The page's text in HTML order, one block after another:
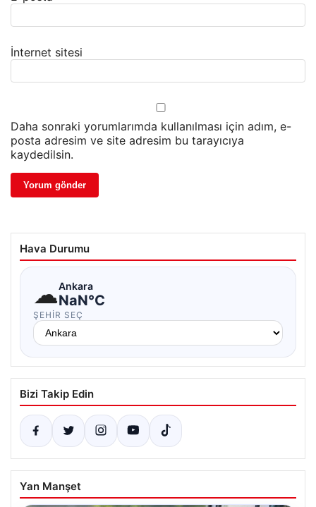
İnternet sitesi
Daha sonraki yorumlarımda kullanılması için adım, e-
posta adresim ve site adresim bu tarayıcıya
kaydedilsin.
Hava Durumu
☁Ankara
NaN°C
ŞEHIR SEÇ
Bizi Takip Edin
Yan Manşet